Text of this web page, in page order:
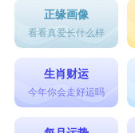
正缘画像
看看真爱长什么样
生肖财运
今年你会走好运吗